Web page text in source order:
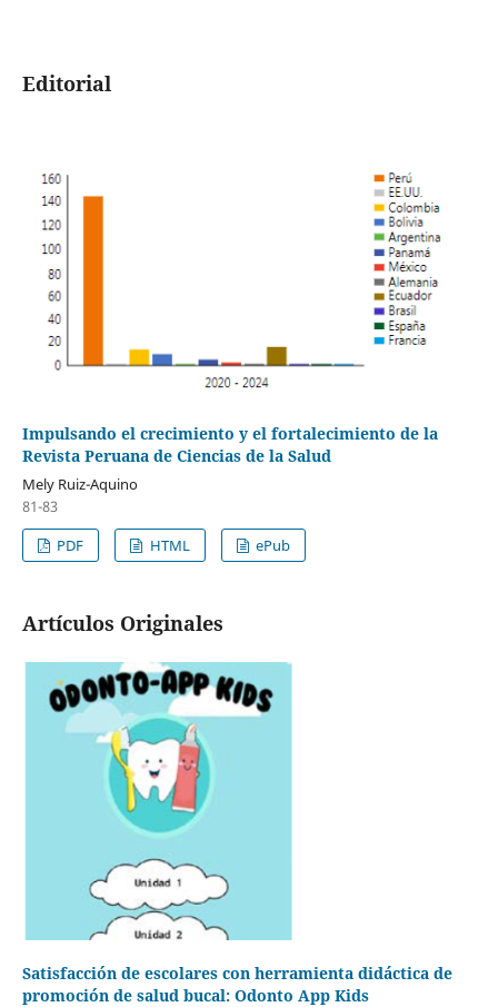
Editorial
Impulsando el crecimiento y el fortalecimiento de la
Revista Peruana de Ciencias de la Salud
Mely Ruiz-Aquino
81-83
PDF
HTML ePub
Artículos Originales
Satisfacción de escolares con herramienta didáctica de
promoción de salud bucal: Odonto App Kids